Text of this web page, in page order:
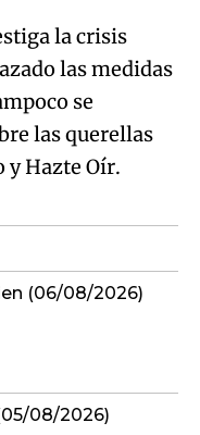
la crisis
las medidas
se
las querellas
y Hazte Oír.
(06/08/2026)
08/2026)